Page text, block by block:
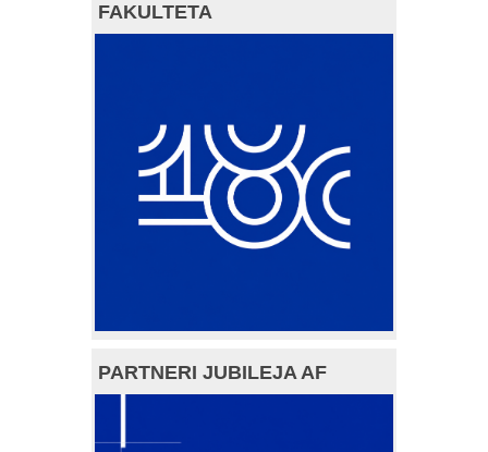
FAKULTETA
PARTNERI JUBILEJA AF